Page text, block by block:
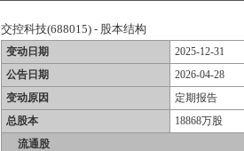
交控科技(688015) - 股本结构
变动日期
2025-12-31
公告日期
2026-04-28
变动原因
定期报告
总股本
18868万股
流通股